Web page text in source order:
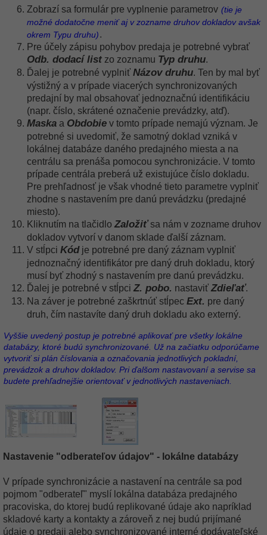
Zobrazí sa formulár pre vyplnenie parametrov (tie je
možné dodatočne meniť aj v zozname druhov dokladov avšak
okrem Typu druhu).
Pre účely zápisu pohybov predaja je potrebné vybrať
Odb. dodací list zo zoznamu Typ druhu.
Ďalej je potrebné vyplniť Názov druhu. Ten by mal byť
výstižný a v prípade viacerých synchronizovaných
predajní by mal obsahovať jednoznačnú identifikáciu
(napr. číslo, skrátené označenie prevádzky, atď).
Maska a Obdobie v tomto prípade nemajú význam. Je
potrebné si uvedomiť, že samotný doklad vzniká v
lokálnej databáze daného predajného miesta a na
centrálu sa prenáša pomocou synchronizácie. V tomto
prípade centrála preberá už existujúce číslo dokladu.
Pre prehľadnosť je však vhodné tieto parametre vyplniť
zhodne s nastavením pre danú prevádzku (predajné
miesto).
Kliknutím na tlačidlo Založiťsa nám v zozname druhov
dokladov vytvorí v danom sklade ďalší záznam.
V stĺpci Kódje potrebné pre daný záznam vyplniť
jednoznačný identifikátor pre daný druh dokladu, ktorý
musí byť zhodný s nastavením pre danú prevádzku.
Ďalej je potrebné v stĺpci Z. pobo. nastaviť Zdieľať.
Na záver je potrebné zaškrtnúť stĺpec Ext. pre daný
druh, čím nastavíte daný druh dokladu ako externý.
Vyššie uvedený postup je potrebné aplikovať pre všetky lokálne
databázy, ktoré budú synchronizované. Už na začiatku odporúčame
vytvoriť si plán číslovania a označovania jednotlivých pokladní,
prevádzok a druhov dokladov. Pri ďalšom nastavovaní a servise sa
budete prehľadnejšie orientovať v jednotlivých nastaveniach.
Nastavenie "odberateľov údajov" - lokálne databázy
V prípade synchronizácie a nastavení na centrále sa pod
pojmom "odberateľ" myslí lokálna databáza predajného
pracoviska, do ktorej budú replikované údaje ako napríklad
skladové karty a kontakty a zároveň z nej budú prijímané
údaje o predaji alebo synchronizované interné dodávateľské